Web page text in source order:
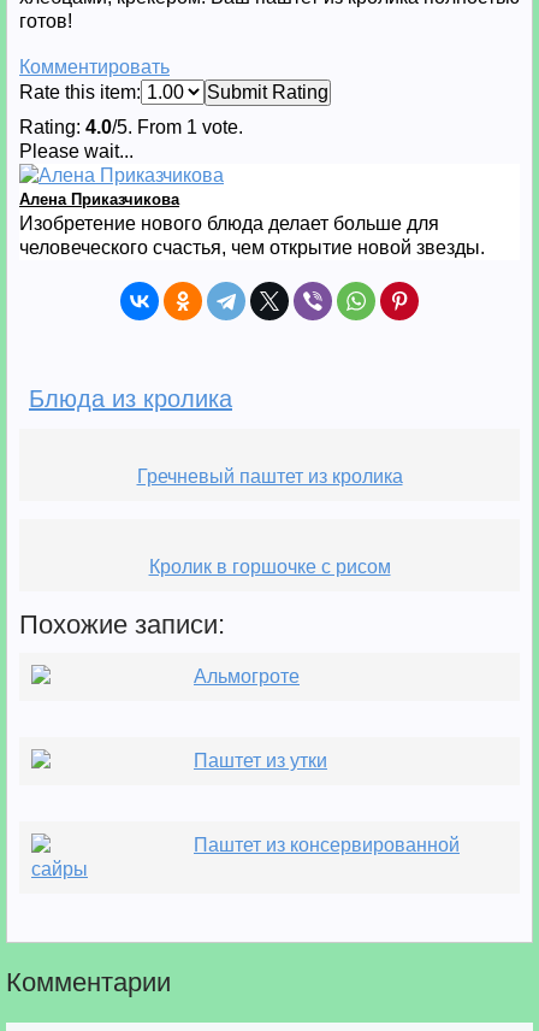
готов!
Комментировать
Rate this item:
Submit Rating
Rating: 4.0/5. From 1 vote.
Please wait...
Алена Приказчикова
Изобретение нового блюда делает больше для
человеческого счастья, чем открытие новой звезды.
Блюда из кролика
Гречневый паштет из кролика
Кролик в горшочке с рисом
Похожие записи:
Альмогроте
Паштет из утки
Паштет из консервированной
сайры
Комментарии